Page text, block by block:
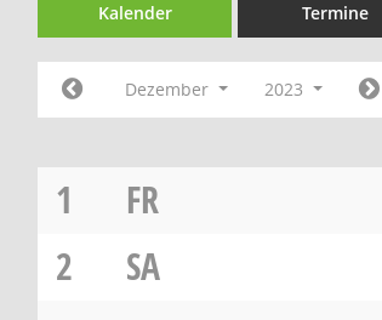
Kalender Termine
Dezember 2023
1
FR
2
SA